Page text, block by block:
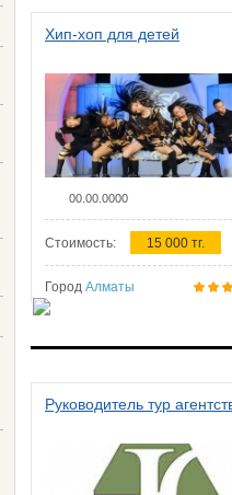
Хип-хоп для детей
00.00.0000
Стоимость: 15 000 тг.
Город Алматы
Руководитель тур